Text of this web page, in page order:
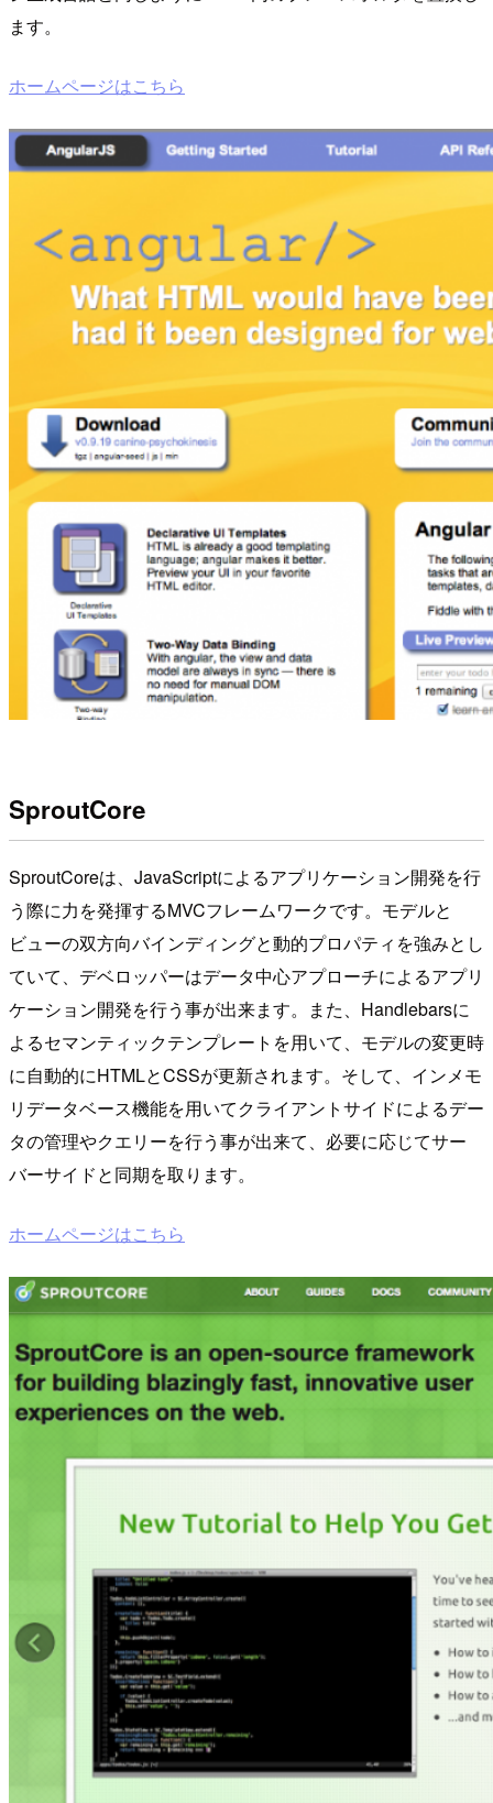
ます。
ホームページはこちら
SproutCore
SproutCoreは、JavaScriptによるアプリケーション開発を行
う際に力を発揮するMVCフレームワークです。モデルと
ビューの双方向バインディングと動的プロパティを強みとし
ていて、デベロッパーはデータ中心アプローチによるアプリ
ケーション開発を行う事が出来ます。また、Handlebarsに
よるセマンティックテンプレートを用いて、モデルの変更時
に自動的にHTMLとCSSが更新されます。そして、インメモ
リデータベース機能を用いてクライアントサイドによるデー
タの管理やクエリーを行う事が出来て、必要に応じてサー
バーサイドと同期を取ります。
ホームページはこちら